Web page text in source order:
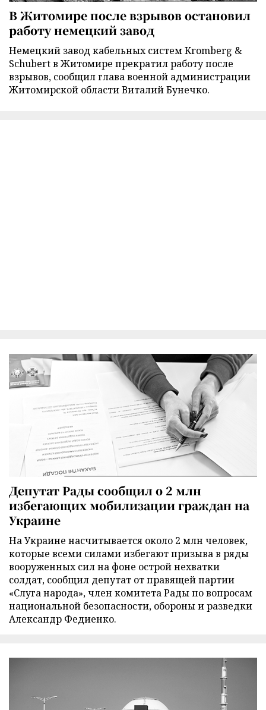
В Житомире после взрывов остановил
работу немецкий завод
Немецкий завод кабельных систем Kromberg &
Schubert в Житомире прекратил работу после
взрывов, сообщил глава военной администрации
Житомирской области Виталий Бунечко.
Депутат Рады сообщил о 2 млн
избегающих мобилизации граждан на
Украине
На Украине насчитывается около 2 млн человек,
которые всеми силами избегают призыва в ряды
вооруженных сил на фоне острой нехватки
солдат, сообщил депутат от правящей партии
«Слуга народа», член комитета Рады по вопросам
национальной безопасности, обороны и разведки
Александр Федиенко.